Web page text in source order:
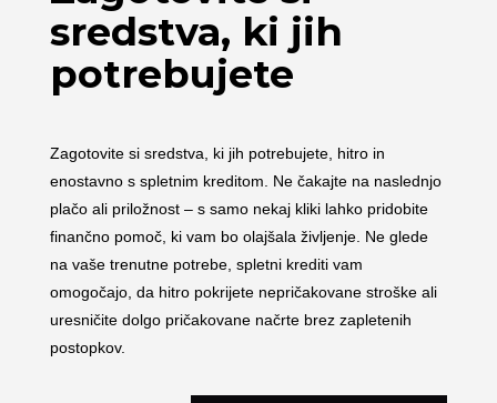
sredstva, ki jih
potrebujete
Zagotovite si sredstva, ki jih potrebujete, hitro in
enostavno s spletnim kreditom. Ne čakajte na naslednjo
plačo ali priložnost – s samo nekaj kliki lahko pridobite
finančno pomoč, ki vam bo olajšala življenje. Ne glede
na vaše trenutne potrebe, spletni krediti vam
omogočajo, da hitro pokrijete nepričakovane stroške ali
uresničite dolgo pričakovane načrte brez zapletenih
postopkov.